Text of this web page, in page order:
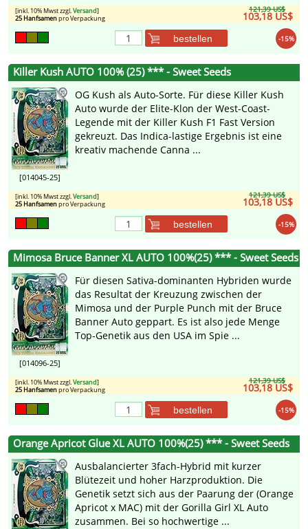
121,39 US$
103,18 US$
[inkl. 10% Mwst zzgl.Versand]
25 Hanfsamenpro Verpackung
-15%
bestellen
Killer Kush AUTO 100% (25) *** - Sweet Seeds
[014045-25]
OG Kush als Auto-Sorte. Für diese Killer Kush
Auto wurde der Elite-Klon der West-Coast-
Legende mit der Killer Kush F1 Fast Version
gekreuzt. Das Indica-lastige Ergebnis ist eine
kreativ machende Canna ...
121,39 US$
103,18 US$
[inkl. 10% Mwst zzgl.Versand]
25 Hanfsamenpro Verpackung
-15%
bestellen
Mimosa Bruce Banner XL AUTO 100%(25) *** - Sweet Seeds
[014096-25]
Für diesen Sativa-dominanten Hybriden wurde
das Resultat der Kreuzung zwischen der
Mimosa und der Purple Punch mit der Bruce
Banner Auto geppart. Es ist also jede Menge
Top-Genetik aus den USA im Spie ...
121,39 US$
103,18 US$
[inkl. 10% Mwst zzgl.Versand]
25 Hanfsamenpro Verpackung
-15%
bestellen
Orange Apricot Glue XL AUTO 100%(25) *** - Sweet Seeds
Ausbalancierter 3fach-Hybrid mit kurzer
Blütezeit und hoher Harzproduktion. Die
Genetik setzt sich aus der Paarung der (Orange
Apricot x MAC) mit der Gorilla Girl XL Auto
zusammen. Bei so hochwertige ...